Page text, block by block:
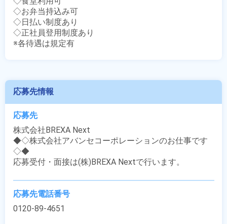
◇お弁当持込み可
◇日払い制度あり
◇正社員登用制度あり
※各待遇は規定有
応募先情報
応募先
株式会社BREXA Next
◆◇株式会社アバンセコーポレーションのお仕事です
◇◆
応募受付・面接は(株)BREXA Nextで行います。
応募先電話番号
0120-89-4651